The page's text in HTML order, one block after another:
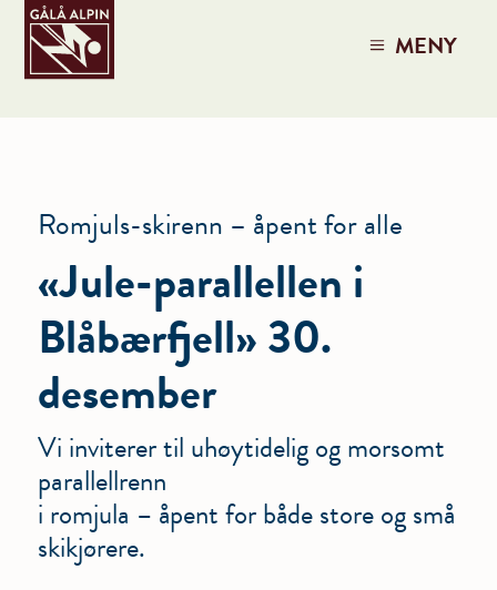
MENY
Romjuls-skirenn – åpent for alle
«Jule-parallellen i
Blåbærfjell» 30.
desember
Vi inviterer til uhøytidelig og morsomt
parallellrenn
i romjula – åpent for både store og små
skikjørere.